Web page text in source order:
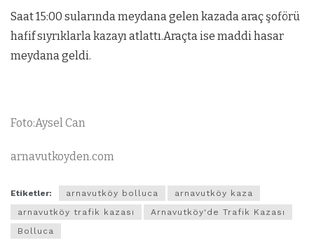
Saat 15:00 sularında meydana gelen kazada araç şoförü
hafif sıyrıklarla kazayı atlattı.Araçta ise maddi hasar
meydana geldi.
Foto:Aysel Can
arnavutkoyden.com
Etiketler: arnavutköy bolluca
arnavutköy kaza
arnavutköy trafik kazası
Arnavutköy'de Trafik Kazası
Bolluca